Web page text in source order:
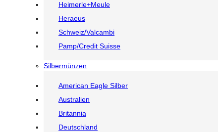
Heimerle+Meule
Heraeus
Schweiz/Valcambi
Pamp/Credit Suisse
Silbermünzen
American Eagle Silber
Australien
Britannia
Deutschland